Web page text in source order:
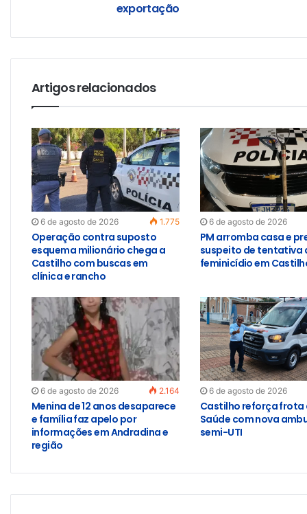
exportação
Artigos relacionados
6 de agosto de 2026 1.775
Operação contra suposto
esquema milionário chega a
Castilho com buscas em
clínica e rancho
6 de agosto de 2026
PM arromba casa e
suspeito de tentativa
feminicídio em
6 de agosto de 2026 2.164
Menina de 12 anos desaparece
e família faz apelo por
informações em Andradina e
região
6 de agosto de 2026
Castilho reforça frota
Saúde com nova
semi-UTI